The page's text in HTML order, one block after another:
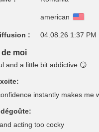
american
: 04.08.26 1:37 PM
moi
and a little bit addictive 😏
instantly makes me
acting too cocky